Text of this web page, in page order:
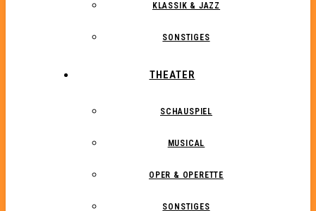
KLASSIK & JAZZ
SONSTIGES
THEATER
SCHAUSPIEL
MUSICAL
OPER & OPERETTE
SONSTIGES